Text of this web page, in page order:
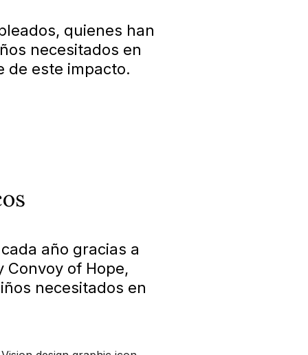
quienes han
necesitados en
de este impacto.
año gracias a
of Hope,
necesitados en